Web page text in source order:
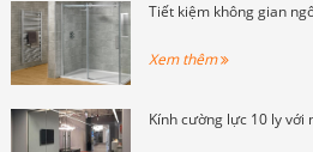
Tiết kiệm không gian
Xem thêm
Kính cường lực 10 ly với